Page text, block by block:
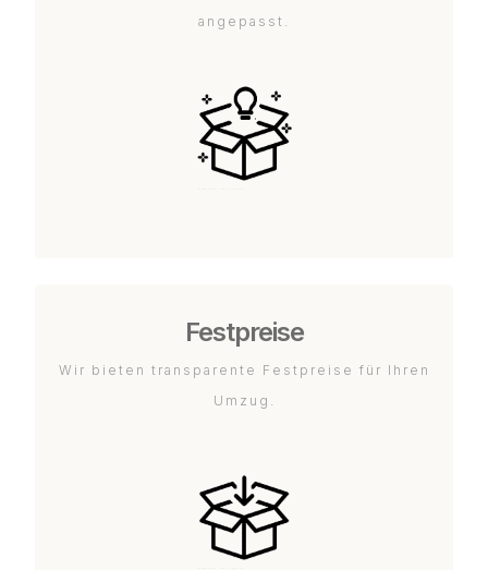
angepasst.
Festpreise
Wir bieten transparente Festpreise für Ihren
Umzug.